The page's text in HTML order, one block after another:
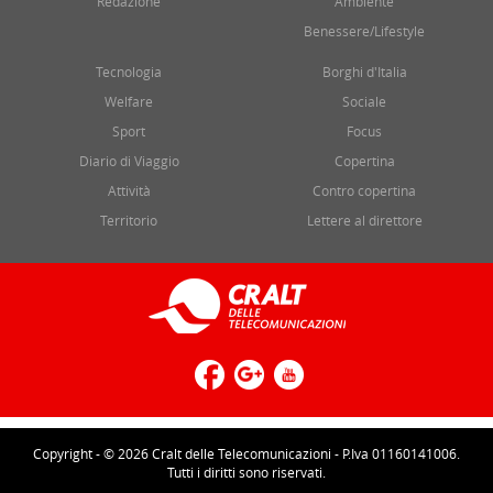
Benessere/Lifestyle
Tecnologia
Welfare
Sport
Diario di Viaggio
Attività
Territorio
Borghi d'Italia
Sociale
Focus
Copertina
Contro copertina
Lettere al direttore
Copyright - © 2026 Cralt delle Telecomunicazioni - P.Iva 01160141006.
Tutti i diritti sono riservati.